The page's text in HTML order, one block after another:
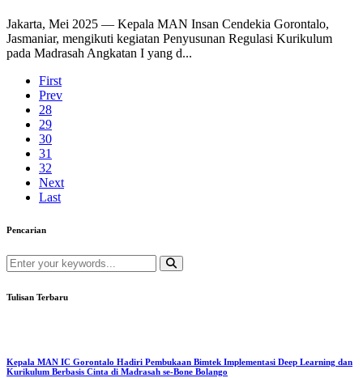
Jakarta, Mei 2025 — Kepala MAN Insan Cendekia Gorontalo,
Jasmaniar, mengikuti kegiatan Penyusunan Regulasi Kurikulum
pada Madrasah Angkatan I yang d...
First
Prev
28
29
30
31
32
Next
Last
Pencarian
Tulisan Terbaru
Kepala MAN IC Gorontalo Hadiri Pembukaan Bimtek Implementasi Deep Learning dan
Kurikulum Berbasis Cinta di Madrasah se-Bone Bolango